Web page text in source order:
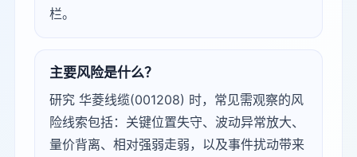
栏。
主要风险是什么？
研究 华菱线缆(001208) 时，常见需观察的风
险线索包括：关键位置失守、波动异常放大、
量价背离、相对强弱走弱，以及事件扰动带来